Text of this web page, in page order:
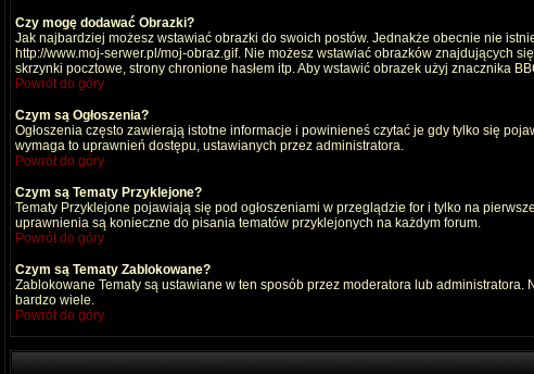
Czy mogę dodawać Obrazki?
Jak najbardziej możesz wstawiać obrazki do swoich postów. Jednakże obecnie nie
http://www.moj-serwer.pl/moj-obraz.gif. Nie możesz wstawiać obrazków znajdujących
skrzynki pocztowe, strony chronione hasłem itp. Aby wstawić obrazek użyj znacznika
Powrót do góry
Czym są Ogłoszenia?
Ogłoszenia często zawierają istotne informacje i powinieneś czytać je gdy tylko się
wymaga to uprawnień dostępu, ustawianych przez administratora.
Powrót do góry
Czym są Tematy Przyklejone?
Tematy Przyklejone pojawiają się pod ogłoszeniami w przeglądzie for i tylko na
uprawnienia są konieczne do pisania tematów przyklejonych na każdym forum.
Powrót do góry
Czym są Tematy Zablokowane?
Zablokowane Tematy są ustawiane w ten sposób przez moderatora lub
bardzo wiele.
Powrót do góry